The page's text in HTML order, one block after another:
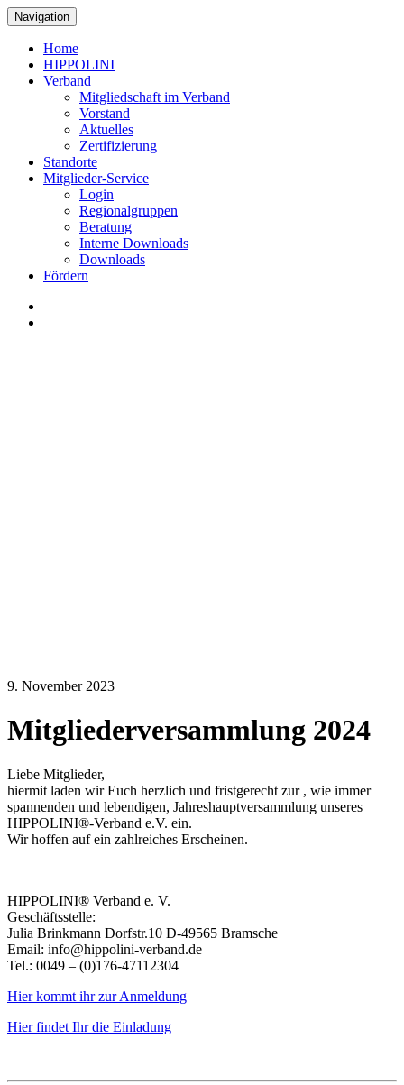
Navigation
Home
HIPPOLINI
Verband
Mitgliedschaft im Verband
Vorstand
Aktuelles
Zertifizierung
Standorte
Mitglieder-Service
Login
Regionalgruppen
Beratung
Interne Downloads
Downloads
Fördern
9. November 2023
Mitgliederversammlung 2024
Liebe Mitglieder,
hiermit laden wir Euch herzlich und fristgerecht zur , wie immer
spannenden und lebendigen, Jahreshauptversammlung unseres
HIPPOLINI®-Verband e.V. ein.
Wir hoffen auf ein zahlreiches Erscheinen.
HIPPOLINI® Verband e. V.
Geschäftsstelle:
Julia Brinkmann Dorfstr.10 D-49565 Bramsche
Email: info@hippolini-verband.de
Tel.: 0049 – (0)176-47112304
Hier kommt ihr zur Anmeldung
Hier findet Ihr die Einladung